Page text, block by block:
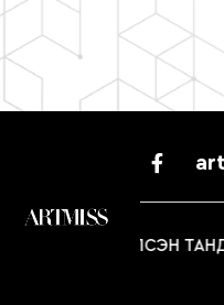
ҮЙЛЧЛҮҮЛСЭН ТАНД